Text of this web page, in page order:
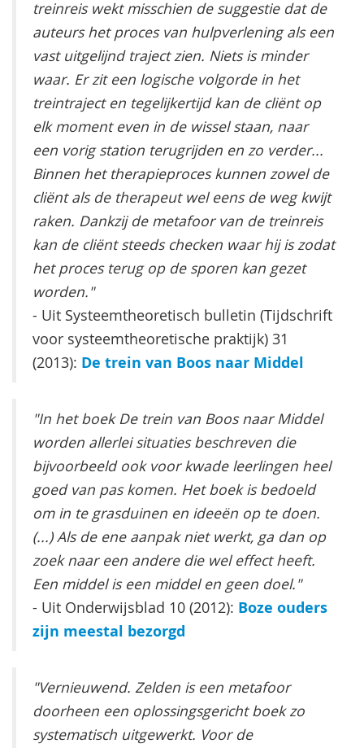
treinreis wekt misschien de suggestie dat de
auteurs het proces van hulpverlening als een
vast uitgelijnd traject zien. Niets is minder
waar. Er zit een logische volgorde in het
treintraject en tegelijkertijd kan de cliënt op
elk moment even in de wissel staan, naar
een vorig station terugrijden en zo verder...
Binnen het therapieproces kunnen zowel de
cliënt als de therapeut wel eens de weg kwijt
raken. Dankzij de metafoor van de treinreis
kan de cliënt steeds checken waar hij is zodat
het proces terug op de sporen kan gezet
worden."
- Uit Systeemtheoretisch bulletin (Tijdschrift
voor systeemtheoretische praktijk) 31
(2013): De trein van Boos naar Middel
"In het boek De trein van Boos naar Middel
worden allerlei situaties beschreven die
bijvoorbeeld ook voor kwade leerlingen heel
goed van pas komen. Het boek is bedoeld
om in te grasduinen en ideeën op te doen.
(...) Als de ene aanpak niet werkt, ga dan op
zoek naar een andere die wel effect heeft.
Een middel is een middel en geen doel."
- Uit Onderwijsblad 10 (2012): Boze ouders
zijn meestal bezorgd
"Vernieuwend. Zelden is een metafoor
doorheen een oplossingsgericht boek zo
systematisch uitgewerkt. Voor de